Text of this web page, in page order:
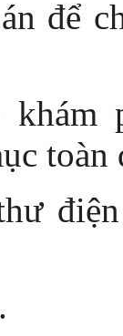
để
toàn